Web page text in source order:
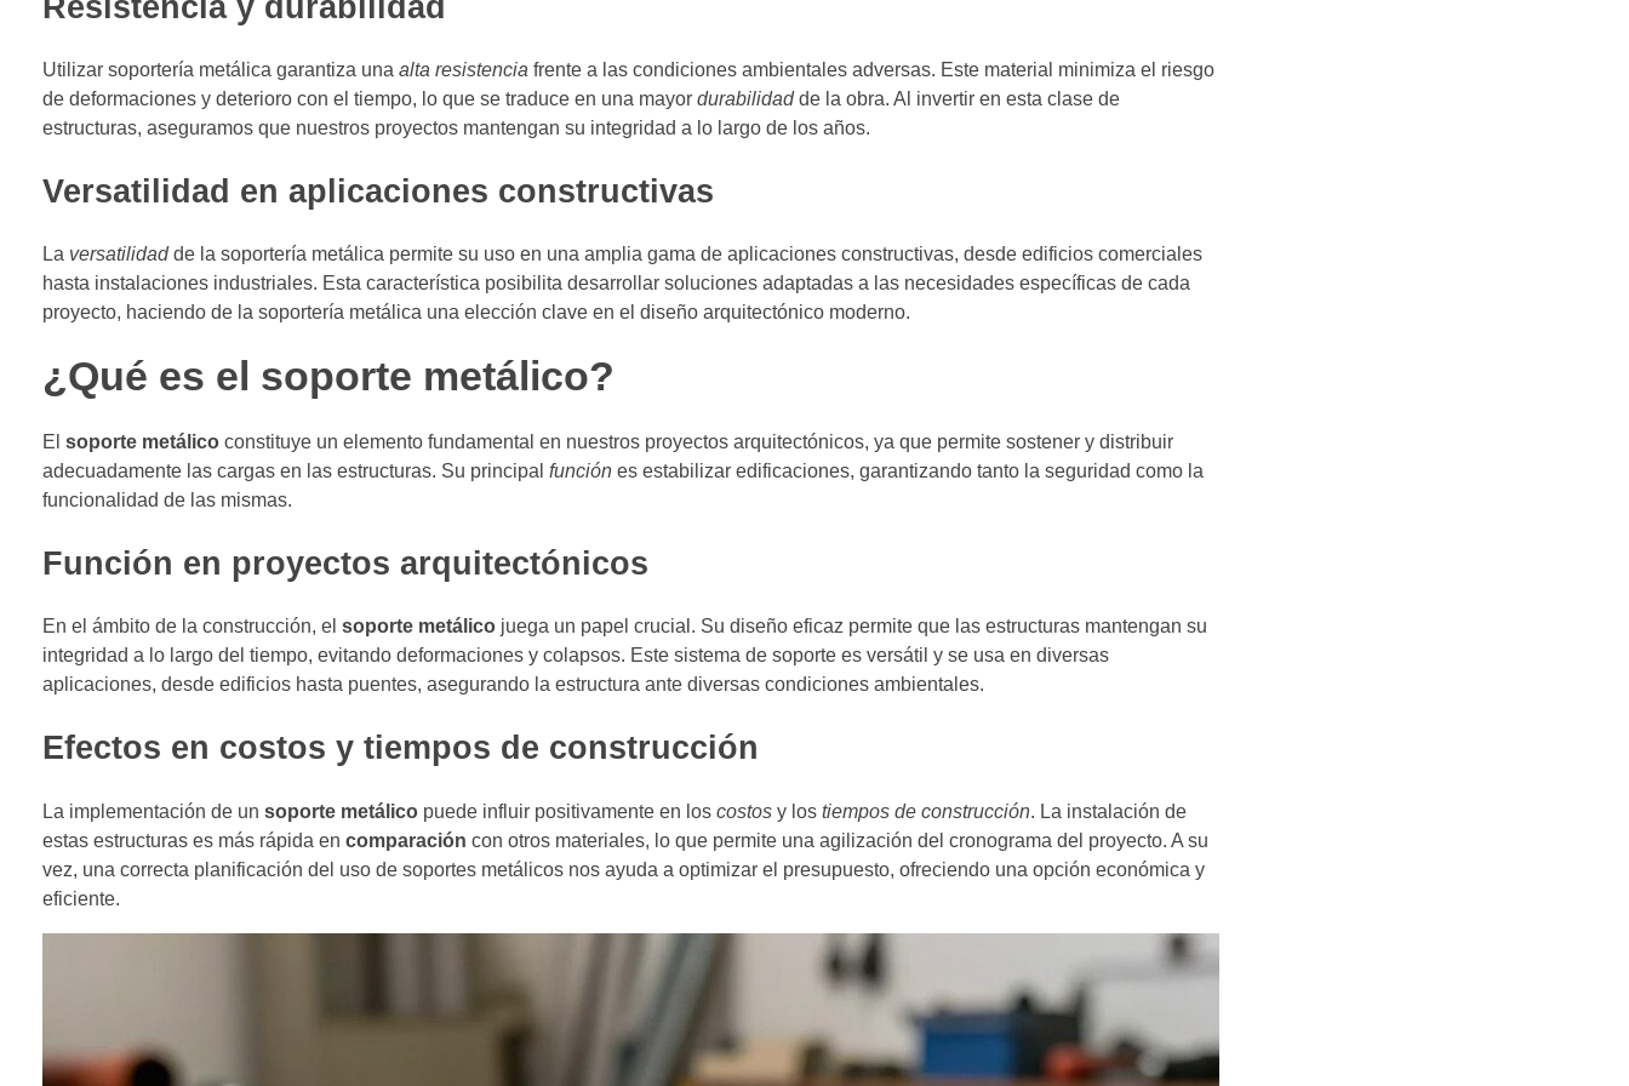
Utilizar soportería metálica garantiza una alta resistencia frente a las condiciones ambientales adversas. Este material minimiza el riesgo
de deformaciones y deterioro con el tiempo, lo que se traduce en una mayor durabilidadde la obra. Al invertir en esta clase de
estructuras, aseguramos que nuestros proyectos mantengan su integridad a lo largo de los años.
Versatilidad en aplicaciones constructivas
La versatilidadde la soportería metálica permite su uso en una amplia gama de aplicaciones constructivas, desde edificios comerciales
hasta instalaciones industriales. Esta característica posibilita desarrollar soluciones adaptadas a las necesidades específicas de cada
proyecto, haciendo de la soportería metálica una elección clave en el diseño arquitectónico moderno.
¿Qué es el soporte metálico?
El soporte metálico constituye un elemento fundamental en nuestros proyectos arquitectónicos, ya que permite sostener y distribuir
adecuadamente las cargas en las estructuras. Su principal función es estabilizar edificaciones, garantizando tanto la seguridad como la
funcionalidad de las mismas.
Función en proyectos arquitectónicos
En el ámbito de la construcción, el soporte metálico juega un papel crucial. Su diseño eficaz permite que las estructuras mantengan su
integridad a lo largo del tiempo, evitando deformaciones y colapsos. Este sistema de soporte es versátil y se usa en diversas
aplicaciones, desde edificios hasta puentes, asegurando la estructura ante diversas condiciones ambientales.
Efectos en costos y tiempos de construcción
La implementación de un soporte metálico puede influir positivamente en los costos y los tiempos de construcción. La instalación de
estas estructuras es más rápida en comparación con otros materiales, lo que permite una agilización del cronograma del proyecto. A su
vez, una correcta planificación del uso de soportes metálicos nos ayuda a optimizar el presupuesto, ofreciendo una opción económica y
eficiente.